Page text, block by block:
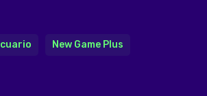
New Game Plus